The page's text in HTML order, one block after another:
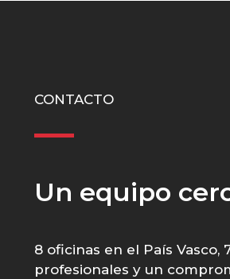
CONTACTO
Un equipo
8 oficinas en el País Vasco,
profesionales y un